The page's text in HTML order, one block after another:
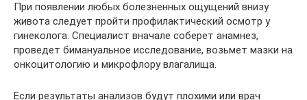
При появлении любых болезненных ощущений внизу
живота следует пройти профилактический осмотр у
гинеколога. Специалист вначале соберет анамнез,
проведет бимануальное исследование, возьмет мазки на
онкоцитологию и микрофлору влагалища.
Если результаты анализов будут плохими или врач